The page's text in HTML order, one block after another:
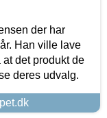
der har
Han ville lave
det produkt de
deres udvalg.